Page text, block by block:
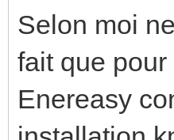
Selon moi
fait que
Enereasy